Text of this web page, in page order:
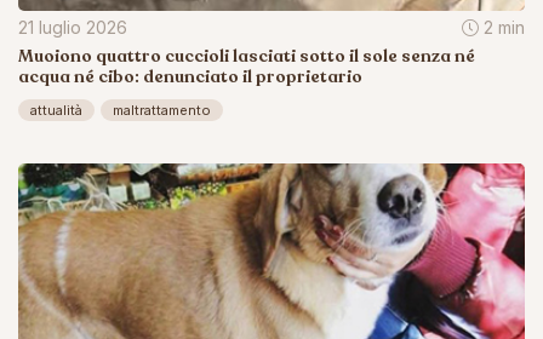
21 luglio 2026 2 min
Muoiono quattro cuccioli lasciati sotto il sole senza né
acqua né cibo: denunciato il proprietario
attualità maltrattamento